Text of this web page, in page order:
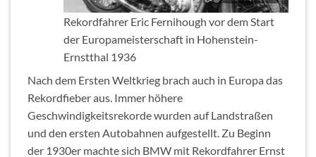
Rekordfahrer Eric Fernihough vor dem Start
der Europameisterschaft in Hohenstein-
Ernstthal 1936
Nach dem Ersten Weltkrieg brach auch in Europa das
Rekordfieber aus. Immer höhere
Geschwindigkeitsrekorde wurden auf Landstraßen
und den ersten Autobahnen aufgestellt. Zu Beginn
der 1930er machte sich BMW mit Rekordfahrer Ernst